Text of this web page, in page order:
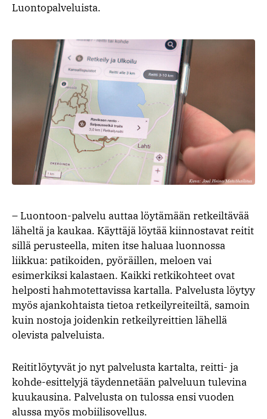
Luontopalveluista.
– Luontoon-palvelu auttaa löytämään retkeiltävää
läheltä ja kaukaa. Käyttäjä löytää kiinnostavat reitit
sillä perusteella, miten itse haluaa luonnossa
liikkua: patikoiden, pyöräillen, meloen vai
esimerkiksi kalastaen. Kaikki retkikohteet ovat
helposti hahmotettavissa kartalla. Palvelusta löytyy
myös ajankohtaista tietoa retkeilyreiteiltä, samoin
kuin nostoja joidenkin retkeilyreittien lähellä
olevista palveluista.
Reitit löytyvät jo nyt palvelusta kartalta, reitti- ja
kohde-esittelyjä täydennetään palveluun tulevina
kuukausina. Palvelusta on tulossa ensi vuoden
alussa myös mobiilisovellus.